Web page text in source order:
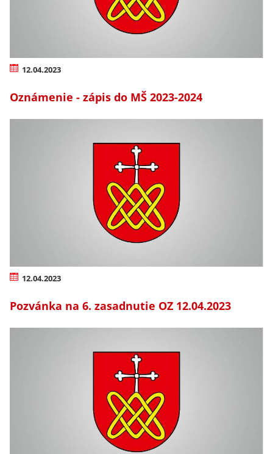
12.04.2023
Oznámenie - zápis do MŠ 2023-2024
12.04.2023
Pozvánka na 6. zasadnutie OZ 12.04.2023